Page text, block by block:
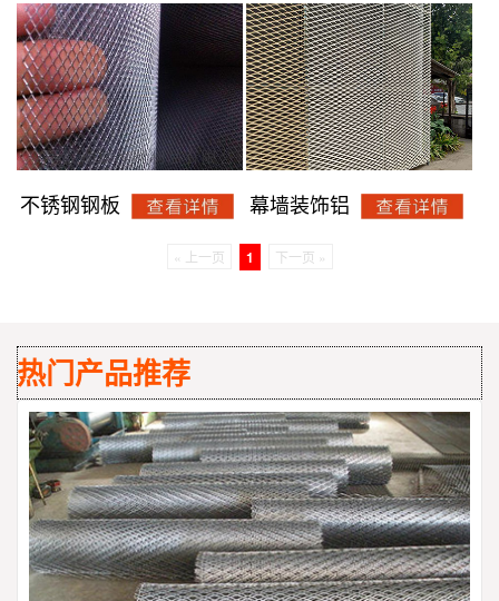
不锈钢钢板 幕墙装饰铝
« 上一页 1 下一页 »
热门产品推荐